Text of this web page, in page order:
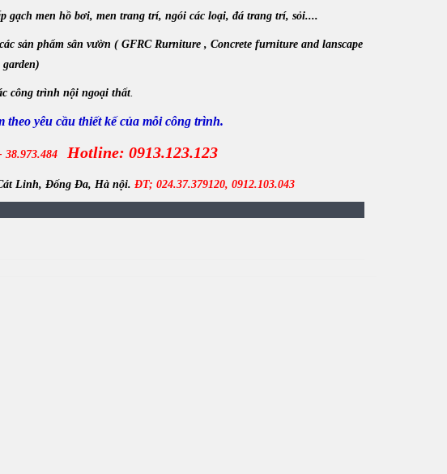
gạch men hồ bơi, men trang trí, ngói các loại, đá trang trí, sỏi....
sản phẩm sân vườn ( GFRC Rurniture , Concrete furniture and lanscape
garden)
công trình nội ngoại thất.
theo yêu cầu thiết kế của mỗi công trình.
38.973.484 Hotline: 0913.123.123
Linh, Đống Đa, Hà nội.ĐT; 024.37.379120, 0912.103.043